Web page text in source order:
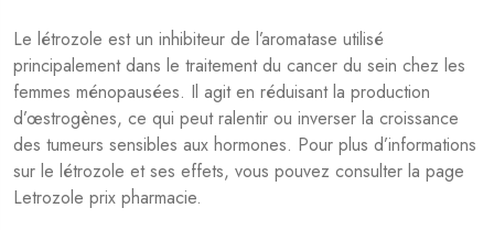
Le létrozole est un inhibiteur de l’aromatase utilisé
principalement dans le traitement du cancer du sein chez les
femmes ménopausées. Il agit en réduisant la production
d’œstrogènes, ce qui peut ralentir ou inverser la croissance
des tumeurs sensibles aux hormones. Pour plus d’informations
sur le létrozole et ses effets, vous pouvez consulter la page
Letrozole prix pharmacie.